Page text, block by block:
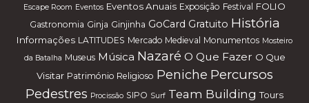
Escape Room Eventos Eventos Anuais Exposição Festival FOLIO
Gastronomia Ginja Ginjinha GoCard Gratuito História
Informações LATITUDES Mercado Medieval Monumentos Mosteiro
da Batalha Museus Música Nazaré O Que Fazer O Que
Visitar Património Religioso Peniche Percursos
Pedestres Procissão SIPO Surf Team Building Tours